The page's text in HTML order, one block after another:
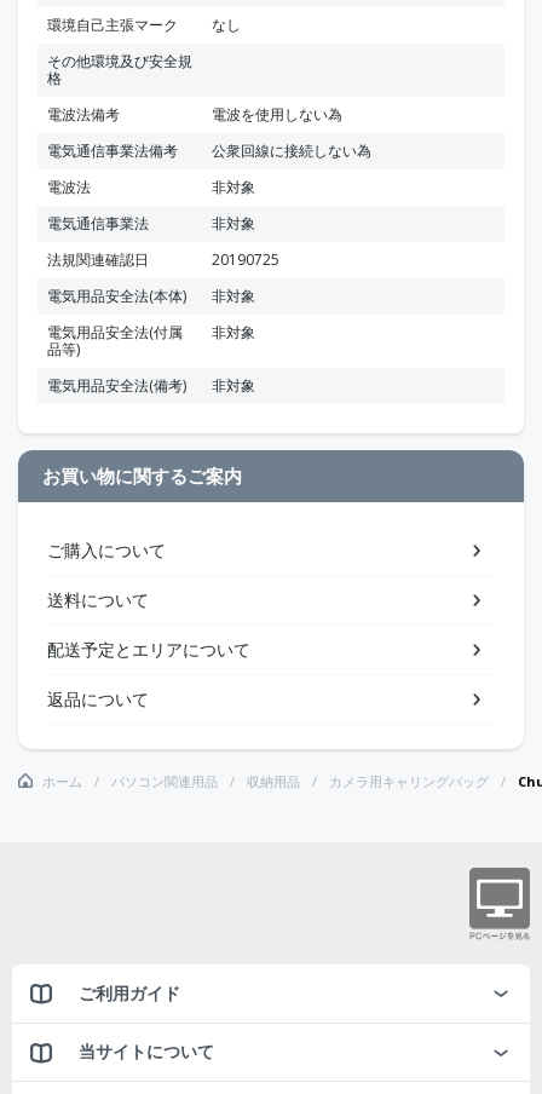
環境自己主張マーク
なし
その他環境及び安全規
格
電波法備考
電波を使用しない為
電気通信事業法備考
公衆回線に接続しない為
電波法
非対象
電気通信事業法
非対象
法規関連確認日
20190725
電気用品安全法(本体)
非対象
電気用品安全法(付属
品等)
非対象
電気用品安全法(備考) 非対象
お買い物に関するご案内
ご購入について
送料について
配送予定とエリアについて
返品について
ホーム パソコン関連用品 収納用品 カメラ用キャリングバッグ
ご利用ガイド
当サイトについて